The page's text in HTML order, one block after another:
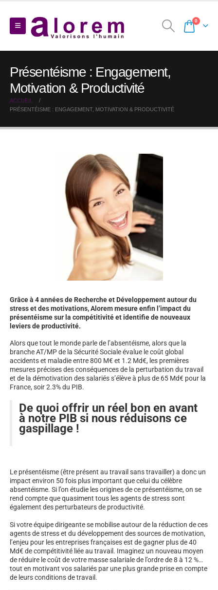
0
Présentéisme : Engagement,
Motivation & Productivité
ACCUEIL
PRÉSENTÉISME : ENGAGEMENT, MOTIVATION & PRODUCTIVITÉ
Grâce à 4 années de Recherche et Développement autour du
stress et des motivations, Alorem mesure enfin l’impact du
présentéisme sur la compétitivité et identifie de nouveaux
leviers de productivité.
Alors que tout le monde parle de l’absentéisme, alors que la
branche AT/MP de la Sécurité Sociale évalue le coût global
accidents et maladie entre 800 M€ et 1.2 Md€, les premières
mesures précises des conséquences de la perturbation du travail
et de la démotivation des salariés s’élève à plus de 65 Md€ pour la
France, soir 2.3% du PIB.
De quoi offrir un réel bon en avant
à notre PIB si nous réduisons ce
gaspillage !
Le présentéisme (être présent au travail sans travailler) a donc un
impact environ 50 fois plus important que celui du célèbre
absentéisme. Si l’on étudie les origines de ce présentéisme, on se
rend compte que quasiment tous les agents de stress sont
également des perturbateurs de productivité.
Si votre équipe dirigeante se mobilise autour de la réduction de ces
agents de stress et du développement des sources de motivation,
l’enjeu pour les entreprises françaises est de gagner plus de 40
Md€ de compétitivité liée au travail. Imaginez un nouveau moyen
de réduire le coût de votre masse salariale de l’ordre de 8 à 12 %…
tout en motivant vos salariés par une plus grande prise en compte
de leurs conditions de travail.